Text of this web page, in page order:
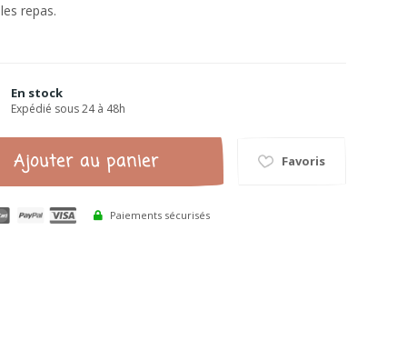
repas.
En stock
Expédié sous 24 à 48h
Ajouter au panier Favoris
Paiements sécurisés